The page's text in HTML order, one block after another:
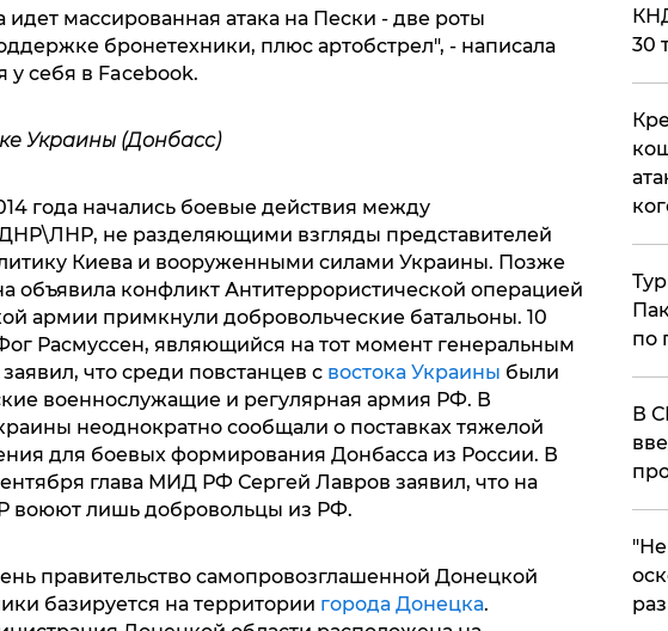
идет массированная атака на Пески - две роты
бронетехники, плюс артобстрел", - написала
у себя в Facebook.
Украины (Донбасс)
года начались боевые действия между
не разделяющими взгляды представителей
Киева и вооруженными силами Украины. Позже
объявила конфликт Антитеррористической операцией
армии примкнули добровольческие батальоны. 10
Расмуссен, являющийся на тот момент генеральным
что среди повстанцев с востока Украины были
военнослужащие и регулярная армия РФ. В
неоднократно сообщали о поставках тяжелой
для боевых формирования Донбасса из России. В
глава МИД РФ Сергей Лавров заявил, что на
воюют лишь добровольцы из РФ.
правительство самопровозглашенной Донецкой
базируется на территории города Донецка.
30
по
В